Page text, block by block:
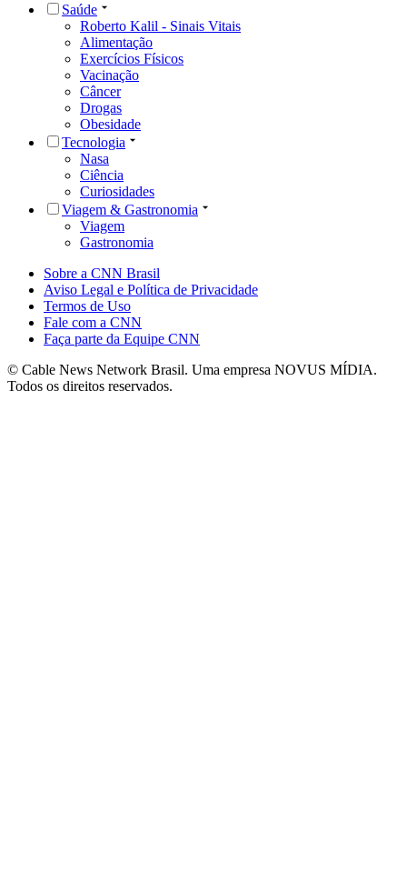
Saúde
Roberto Kalil - Sinais Vitais
Alimentação
Exercícios Físicos
Vacinação
Câncer
Drogas
Obesidade
Tecnologia
Nasa
Ciência
Curiosidades
Viagem & Gastronomia
Viagem
Gastronomia
Sobre a CNN Brasil
Aviso Legal e Política de Privacidade
Termos de Uso
Fale com a CNN
Faça parte da Equipe CNN
© Cable News Network Brasil. Uma empresa NOVUS MÍDIA.
Todos os direitos reservados.